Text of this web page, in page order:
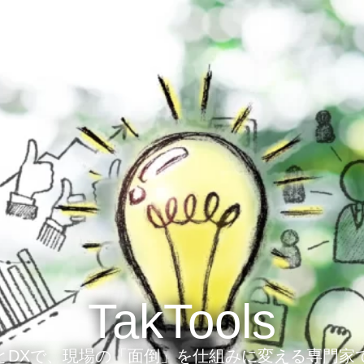
TakTools
DXで、現場の「面倒」を仕組みに変える専門家